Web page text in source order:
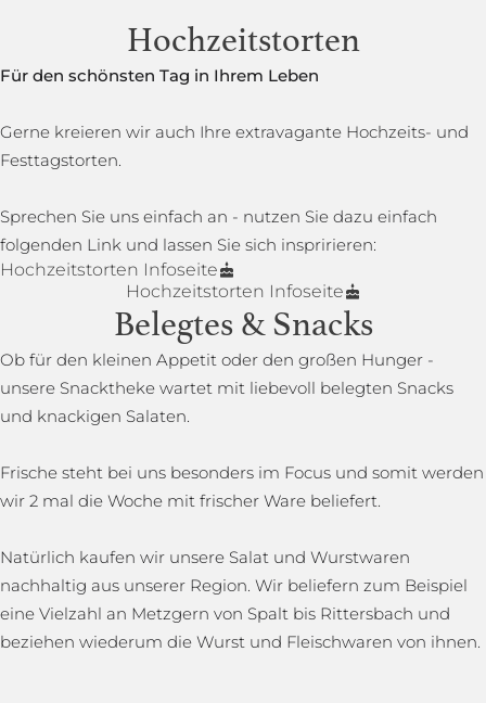
Hochzeitstorten
Für den schönsten Tag in Ihrem Leben
Gerne kreieren wir auch Ihre extravagante Hochzeits- und
Festtagstorten.
Sprechen Sie uns einfach an - nutzen Sie dazu einfach
folgenden Link und lassen Sie sich inspririeren:
Hochzeitstorten Infoseite
Hochzeitstorten Infoseite
Belegtes & Snacks
Ob für den kleinen Appetit oder den großen Hunger -
unsere Snacktheke wartet mit liebevoll belegten Snacks
und knackigen Salaten.
Frische steht bei uns besonders im Focus und somit werden
wir 2 mal die Woche mit frischer Ware beliefert.
Natürlich kaufen wir unsere Salat und Wurstwaren
nachhaltig aus unserer Region. Wir beliefern zum Beispiel
eine Vielzahl an Metzgern von Spalt bis Rittersbach und
beziehen wiederum die Wurst und Fleischwaren von ihnen.